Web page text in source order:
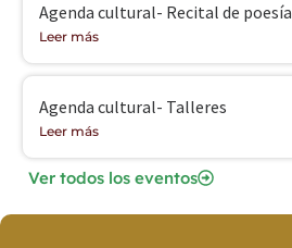
Agenda cultural- Recital de poesía
Leer más
Agenda cultural- Talleres
Leer más
Ver todos los eventos